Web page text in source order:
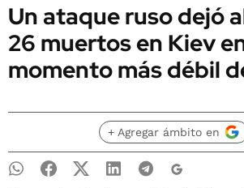
Un ataque ruso dejó
26 muertos en Kiev
momento más débil
+ Agregar ámbito en